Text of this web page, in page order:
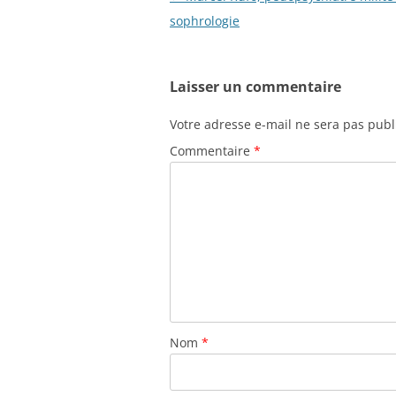
des
sophrologie
Laisser un commentaire
Votre adresse e-mail ne sera pas
Commentaire *
Nom *